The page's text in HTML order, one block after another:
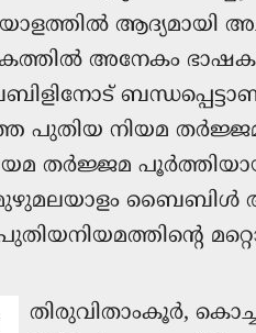
അനേകം
നിയമ തർജ്ജമ
തർജ്ജമ
മുഴുമലയാളം ബൈബിള്‍
തിരുവിതാംകൂർ,